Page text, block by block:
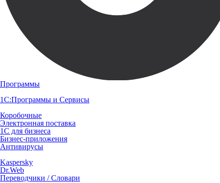
Программы
1С:Программы и Сервисы
Коробочные
Электронная поставка
1С для бизнеса
Бизнес-приложения
Антивирусы
Kaspersky
Dr.Web
Переводчики / Словари